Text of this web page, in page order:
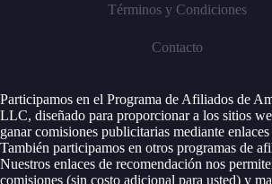
Términos y Condiciones
Contacto
Participamos en el Programa de Afiliados de
LLC, diseñado para proporcionar a los sitios
ganar comisiones publicitarias mediante
También participamos en otros programas de
Nuestros enlaces de recomendación nos
comisiones (sin costo adicional para usted) y